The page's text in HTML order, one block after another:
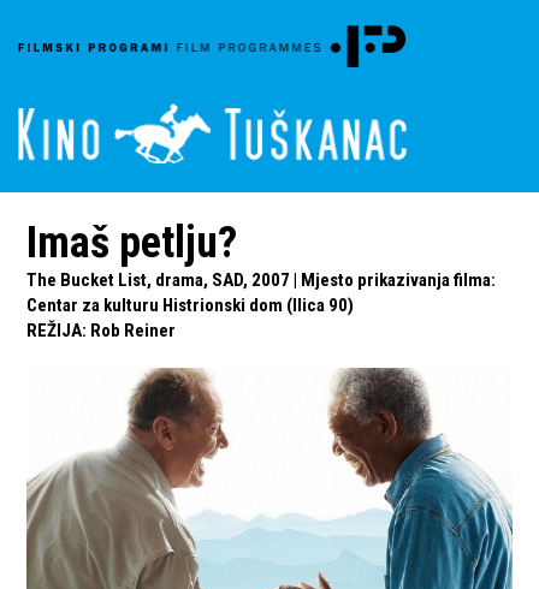
Imaš petlju?
The Bucket List, drama, SAD, 2007 | Mjesto prikazivanja filma:
Centar za kulturu Histrionski dom (Ilica 90)
REŽIJA: Rob Reiner